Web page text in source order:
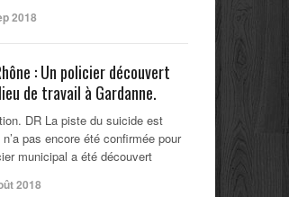
2018
: Un policier découvert
de travail à Gardanne.
DR La piste du suicide est
pas encore été confirmée pour
municipal a été découvert
2018